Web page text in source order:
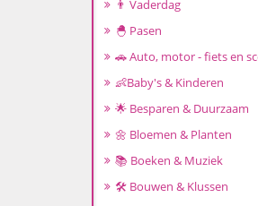
👨 Vaderdag
🐣 Pasen
🚗 Auto, motor - fiets en
👶Baby's & Kinderen
🌟 Besparen & Duurzaam
🌼 Bloemen & Planten
📚 Boeken & Muziek
🛠️ Bouwen & Klussen